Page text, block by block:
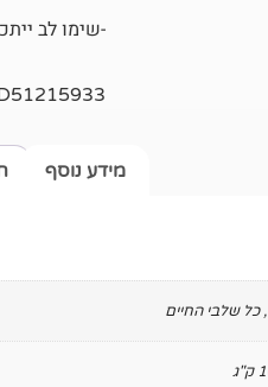
-שימו לב
מידע נוסף
,כל שלבי החיים